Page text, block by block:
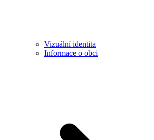
Vizuální identita
Informace o obci